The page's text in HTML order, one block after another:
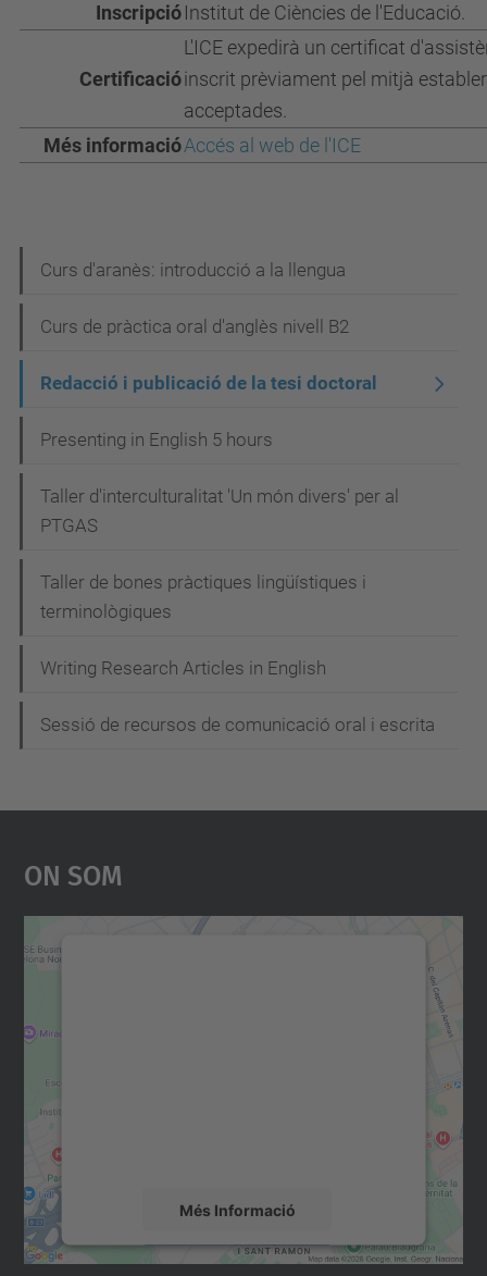
InscripcióInstitut de Ciències de l'Educació.
Certificació
L'ICE expedirà un certificat
inscrit prèviament pel mitjà
acceptades.
Més informacióAccés al web de l'ICE
a
v
g
a
ó
Curs d'aranès: introducció a la llengua
Curs de pràctica oral d'anglès nivell B2
Redacció i publicació de la tesi doctoral
Presenting in English 5 hours
Taller d'interculturalitat 'Un món divers' per al
PTGAS
Taller de bones pràctiques lingüístiques i
terminològiques
Writing Research Articles in English
Sessió de recursos de comunicació oral i escrita
On Som
Més Informació
Accepta